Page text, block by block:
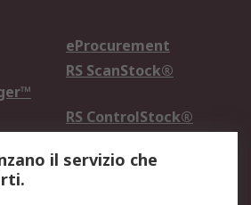
eProcurement
RS ScanStock®
RS ControlStock®
il servizio che